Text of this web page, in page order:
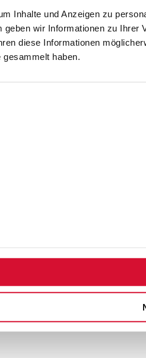
Inhalte und Anzeigen zu
geben wir Informationen zu Ihrer
diese Informationen
haben.